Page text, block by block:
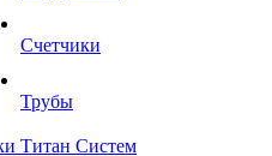
Счетчики
Трубы